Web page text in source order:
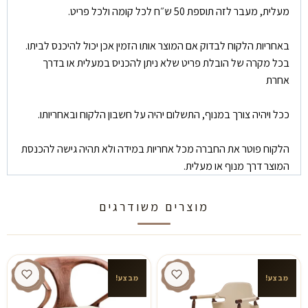
מעלית, מעבר לזה תוספת 50 ש״ח לכל קומה ולכל פריט.
באחריות הלקוח לבדוק אם המוצר אותו הזמין אכן יכול להיכנס לביתו.
בכל מקרה של הובלת פריט שלא ניתן להכניס במעלית או בדרך
אחרת
ככל ויהיה צורך במנוף, התשלום יהיה על חשבון הלקוח ובאחריותו.
הלקוח פוטר את החברה מכל אחריות במידה ולא תהיה גישה להכנסת
המוצר דרך מנוף או מעלית.
מוצרים משודרגים
מבצע! מבצע!